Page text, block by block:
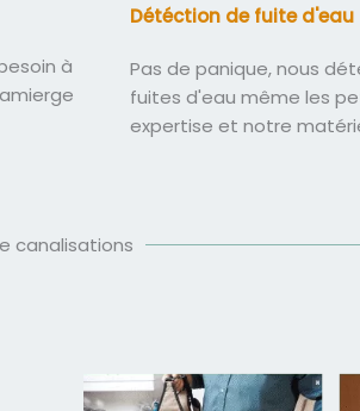
à
Détéction de fuite d'eau
Pas de panique, nous
fuites d'eau même les
expertise et notre
canalisations